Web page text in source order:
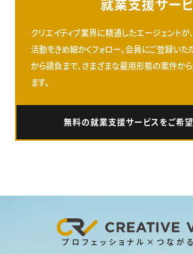
就業支援サー
クリエイティブ業界に精通したエージェント
活動をきめ細かくフォロー。会員にご登録いた
から請負まで、さまざまな雇用形態の案件か
ます。
無料の就業支援サービスをご希
プロフェッショナル×つなが